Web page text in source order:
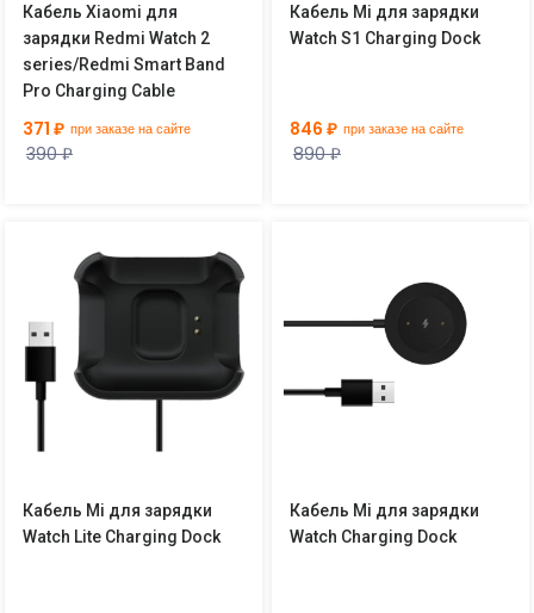
Кабель Xiaomi для
зарядки Redmi Watch 2
series/Redmi Smart Band
Pro Charging Cable
371 ₽ при заказе на сайте
390 ₽
Кабель Mi для зарядки
Watch S1 Charging Dock
846 ₽ при заказе на сайте
890 ₽
Кабель Mi для зарядки
Watch Lite Charging Dock
Кабель Mi для зарядки
Watch Charging Dock